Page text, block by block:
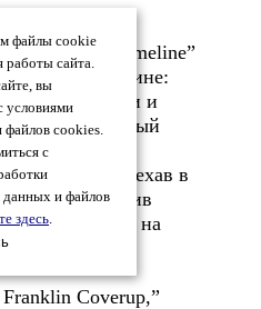
“Franklin Timeline”
во Франклине:
с детьми и
- известный
десять лет
проехав в
миль и составив
тех событиях на
Coverup,”
файлы cookie
работы сайта.
вы
условиями
файлов cookies.
с
и файлов
здесь.